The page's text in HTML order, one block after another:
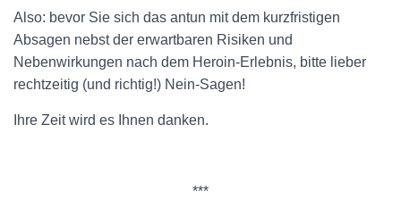
Also: bevor Sie sich das antun mit dem kurzfristigen
Absagen nebst der erwartbaren Risiken und
Nebenwirkungen nach dem Heroin-Erlebnis, bitte lieber
rechtzeitig (und richtig!) Nein-Sagen!
Ihre Zeit wird es Ihnen danken.
***